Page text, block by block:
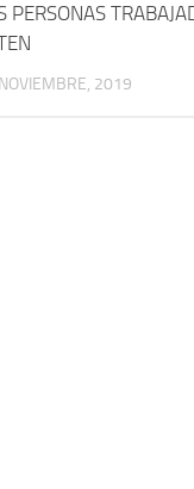
PERSONAS
2019